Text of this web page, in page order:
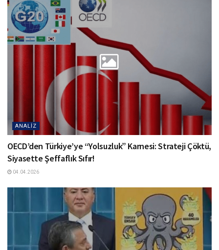
ANALIZ
OECD’den Türkiye’ye “Yolsuzluk” Karnesi: Strateji Çöktü,
Siyasette Şeffaflık Sıfır!
04.04.2026